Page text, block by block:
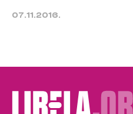
07.11.2016.